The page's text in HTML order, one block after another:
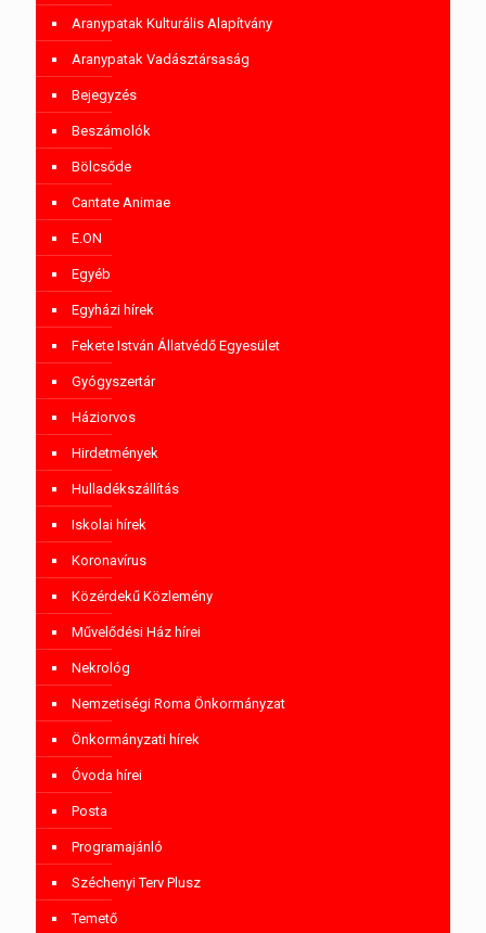
Aranypatak Kulturális Alapítvány
Aranypatak Vadásztársaság
Bejegyzés
Beszámolók
Bölcsőde
Cantate Animae
E.ON
Egyéb
Egyházi hírek
Fekete István Állatvédő Egyesület
Gyógyszertár
Háziorvos
Hirdetmények
Hulladékszállítás
Iskolai hírek
Koronavírus
Közérdekű Közlemény
Művelődési Ház hírei
Nekrológ
Nemzetiségi Roma Önkormányzat
Önkormányzati hírek
Óvoda hírei
Posta
Programajánló
Széchenyi Terv Plusz
Temető